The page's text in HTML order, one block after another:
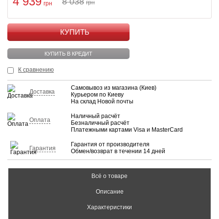
грн грн
КУПИТЬ
КУПИТЬ В КРЕДИТ
К сравнению
Доставка
Самовывоз из магазина (Киев)
Курьером по Киеву
На склад Новой почты
Оплата
Наличный расчёт
Безналичный расчёт
Платежными картами Visa и MasterCard
Гарантия
Гарантия от производителя
Обмен/возврат в течении 14 дней
Всё о товаре
Описание
Характеристики